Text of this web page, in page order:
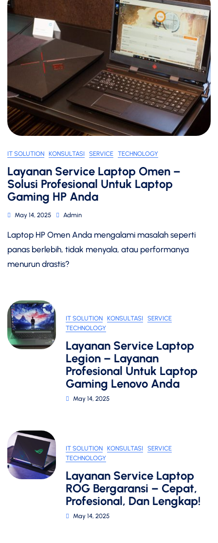
IT SOLUTION KONSULTASI SERVICE TECHNOLOGY
Layanan Service Laptop Omen –
Solusi Profesional Untuk Laptop
Gaming HP Anda
May 14, 2025 Admin
Laptop HP Omen Anda mengalami masalah seperti
panas berlebih, tidak menyala, atau performanya
menurun drastis?
IT SOLUTION KONSULTASI
SERVICE
TECHNOLOGY
Layanan Service Laptop
Legion – Layanan
Profesional Untuk Laptop
Gaming Lenovo Anda
May 14, 2025
IT SOLUTION KONSULTASI
SERVICE
TECHNOLOGY
Layanan Service Laptop
ROG Bergaransi – Cepat,
Profesional, Dan Lengkap!
May 14, 2025